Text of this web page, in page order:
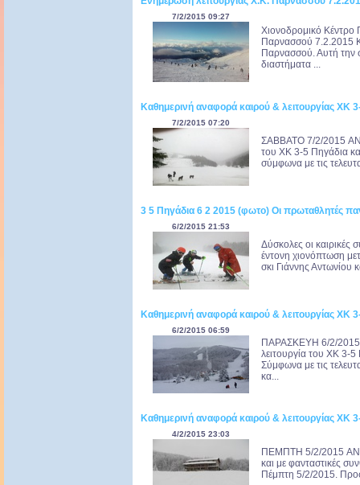
7/2/2015 09:27
Χιονοδρομικό
Παρνασσού 7.2.2015
Παρνασσού. Αυτή την
διαστήματα ...
Καθημερινή αναφορά καιρού & λειτουργίας
7/2/2015 07:20
ΣΑΒΒΑΤΟ 7/2/2015
του ΧΚ 3-5 Πηγάδια
σύμφωνα με τις
3 5 Πηγάδια 6 2 2015 (φωτο) Οι πρωταθλητές
6/2/2015 21:53
Δύσκολες οι καιρικές
έντονη χιονόπτωση
σκι Γιάννης Αντωνίου
Καθημερινή αναφορά καιρού & λειτουργίας
6/2/2015 06:59
ΠΑΡΑΣΚΕΥΗ 6/2/2015
λειτουργία του ΧΚ 3-
Σύμφωνα με τις
κα...
Καθημερινή αναφορά καιρού & λειτουργίας
4/2/2015 23:03
ΠΕΜΠΤΗ 5/2/2015
και με φανταστικές
Πέμπτη 5/2/2015.